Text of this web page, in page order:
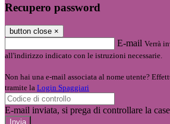
Recupero password
button close ×
E-mail Verrà
all'indirizzo indicato con le istruzioni necessarie.
Non hai una e-mail associata al nome utente?
tramite la Login Spaggiari
E-mail inviata, si prega di controllare la